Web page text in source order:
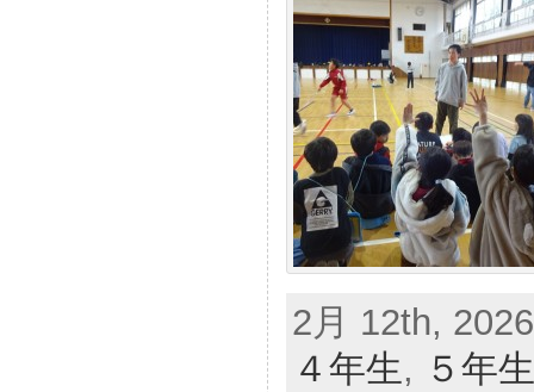
2月 12th,
４年生, ５年生